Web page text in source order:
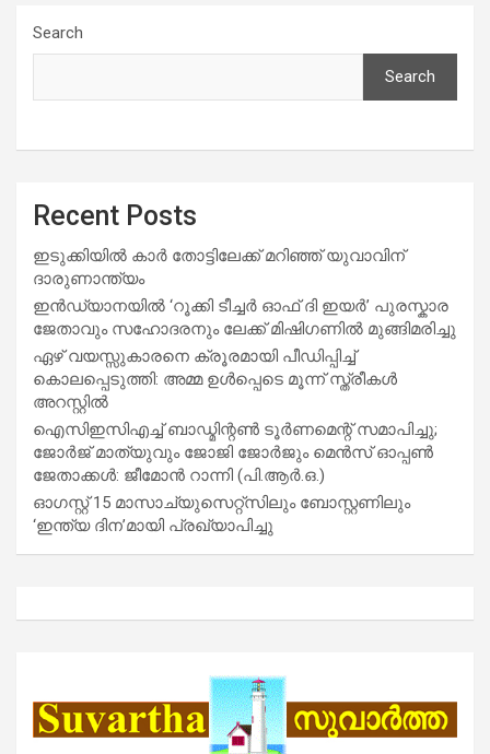
Search
Search
Recent Posts
ഇടുക്കിയിൽ കാർ തോട്ടിലേക്ക് മറിഞ്ഞ് യുവാവിന്
ദാരുണാന്ത്യം
ഇൻഡ്യാനയിൽ ‘റൂക്കി ടീച്ചർ ഓഫ് ദി ഇയർ’ പുരസ്കാര
ജേതാവും സഹോദരനും ലേക്ക് മിഷിഗണിൽ മുങ്ങിമരിച്ചു
ഏഴ് വയസ്സുകാരനെ ക്രൂരമായി പീഡിപ്പിച്ച്
കൊലപ്പെടുത്തി: അമ്മ ഉൾപ്പെടെ മൂന്ന് സ്ത്രീകൾ
അറസ്റ്റിൽ
ഐസിഇസിഎച്ച് ബാഡ്മിന്റൺ ടൂർണമെന്റ് സമാപിച്ചു;
ജോർജ് മാത്യുവും ജോജി ജോർജും മെൻസ് ഓപ്പൺ
ജേതാക്കൾ: ജീമോൻ റാന്നി (പി.ആർ.ഒ.)
ഓഗസ്റ്റ് 15 മാസാച്യുസെറ്റ്‌സിലും ബോസ്റ്റണിലും
‘ഇന്ത്യ ദിന’മായി പ്രഖ്യാപിച്ചു